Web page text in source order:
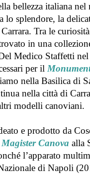
bellezza italiana
lo splendore, la
Tra le
in una
Medico Staffetti nel
per il
nella Basilica di
nella città di
modelli canoviani.
e prodotto da
Magister Canova alla
l’apparato
di Napoli